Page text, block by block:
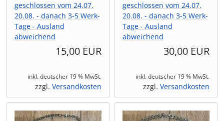
geschlossen vom 24.07.
20.08. - danach 3-5 Werk-
Tage - Ausland
abweichend
15,00 EUR
inkl. deutscher 19 % MwSt.
zzgl. Versandkosten
geschlossen vom 24.07.
20.08. - danach 3-5 Werk-
Tage - Ausland
abweichend
30,00 EUR
inkl. deutscher 19 % MwSt.
zzgl. Versandkosten